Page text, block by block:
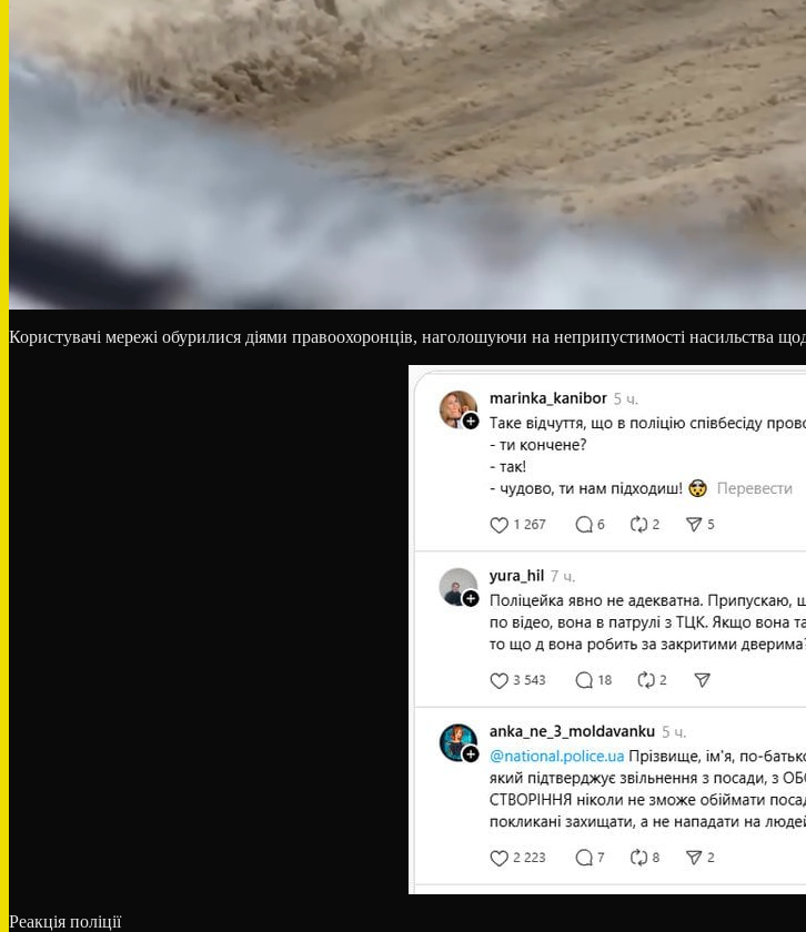
Користувачі мережі обурилися діями правоохоронців, наголошуючи на неприпустимості насильства
Реакція поліції